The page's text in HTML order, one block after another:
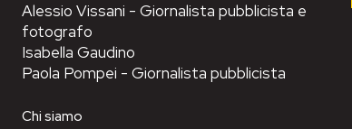
Alessio Vissani - Giornalista pubblicista e
fotografo
Isabella Gaudino
Paola Pompei - Giornalista pubblicista
Chi siamo